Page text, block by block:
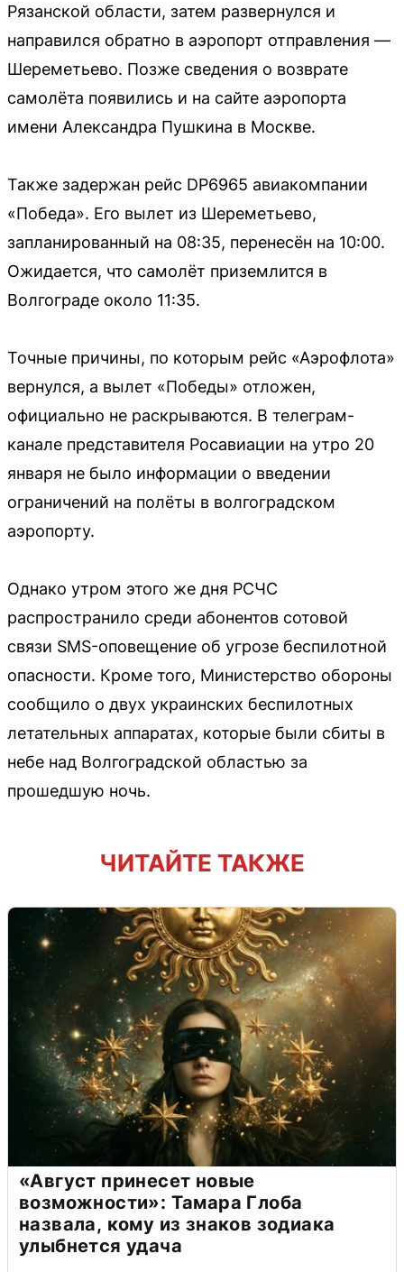
Рязанской области, затем развернулся и
направился обратно в аэропорт отправления —
Шереметьево. Позже сведения о возврате
самолёта появились и на сайте аэропорта
имени Александра Пушкина в Москве.
Также задержан рейс DP6965 авиакомпании
«Победа». Его вылет из Шереметьево,
запланированный на 08:35, перенесён на 10:00.
Ожидается, что самолёт приземлится в
Волгограде около 11:35.
Точные причины, по которым рейс «Аэрофлота»
вернулся, а вылет «Победы» отложен,
официально не раскрываются. В телеграм-
канале представителя Росавиации на утро 20
января не было информации о введении
ограничений на полёты в волгоградском
аэропорту.
Однако утром этого же дня РСЧС
распространило среди абонентов сотовой
связи SMS-оповещение об угрозе беспилотной
опасности. Кроме того, Министерство обороны
сообщило о двух украинских беспилотных
летательных аппаратах, которые были сбиты в
небе над Волгоградской областью за
прошедшую ночь.
ЧИТАЙТЕ ТАКЖЕ
«Август принесет новые
возможности»: Тамара Глоба
назвала, кому из знаков зодиака
улыбнется удача